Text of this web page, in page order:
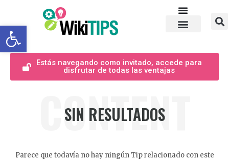
Abrir barra de herramientas
Estás navegando como invitado, accede para
disfrutar de todas las ventajas
CONTENT
SIN RESULTADOS
Parece que todavía no hay ningún Tip relacionado con este